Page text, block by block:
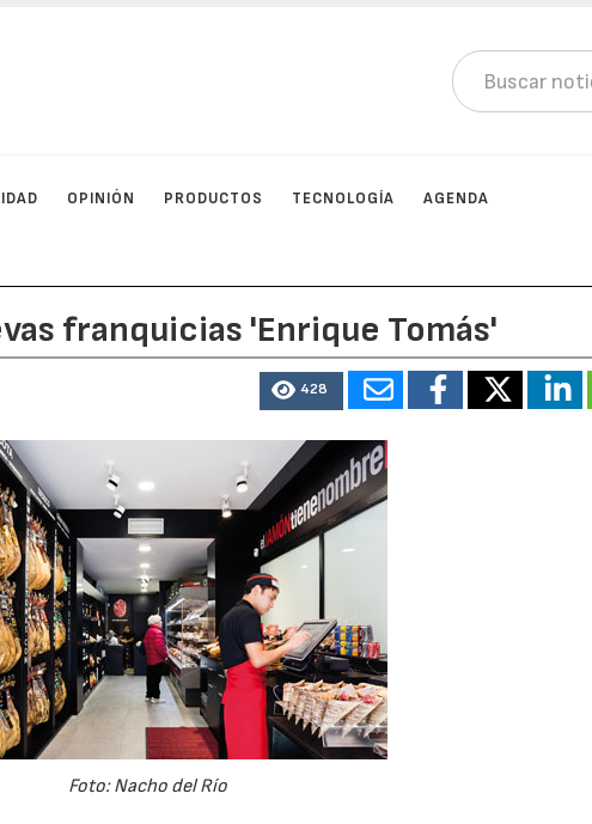
OPINIÓN PRODUCTOS TECNOLOGÍA AGENDA
franquicias 'Enrique Tomás'
428
Foto: Nacho del Río